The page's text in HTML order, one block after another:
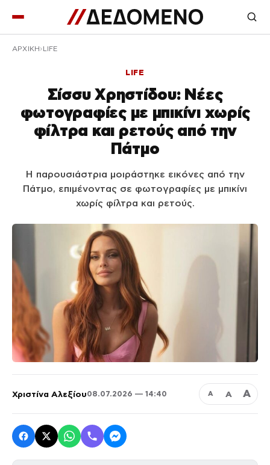
ΑΡΧΙΚΉ LIFE
LIFE
Σίσσυ Χρηστίδου: Νέες
φωτογραφίες με μπικίνι χωρίς
φίλτρα και ρετούς από την
Πάτμο
Η παρουσιάστρια μοιράστηκε εικόνες από την
Πάτμο, επιμένοντας σε φωτογραφίες με μπικίνι
χωρίς φίλτρα και ρετούς.
Χριστίνα Αλεξίου08.07.2026 — 14:40 Α Α Α